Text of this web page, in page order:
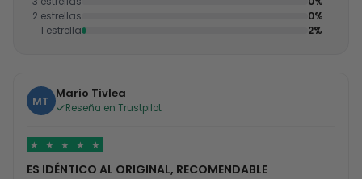
2 estrellas
0%
1 estrella
2%
MT
Mario Tivlea
Reseña en Trustpilot
★ ★ ★ ★ ★
ES IDÉNTICO AL ORIGINAL, RECOMENDABLE